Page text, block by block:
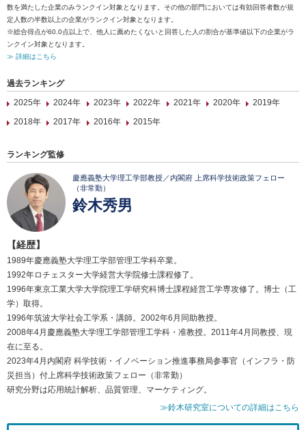
数を満たした企業のみランクイン対象となります。その他の部門においては有効回答者数が規
定人数の半数以上の企業がランクイン対象となります。
※総合得点が60.0点以上で、他人に薦めたくないと回答した人の割合が基準値以下の企業がラ
ンクイン対象となります。
≫ 詳細はこちら
過去ランキング
2025年
2024年 2023年 2022年 2021年 2020年
2019年
2018年
2017年 2016年 2015年
ランキング監修
慶應義塾大学理工学部教授／内閣府 上席科学技術政策フェロー
（非常勤）
鈴木秀男
【経歴】
1989年慶應義塾大学理工学部管理工学科卒業。
1992年ロチェスター大学経営大学院修士課程修了。
1996年東京工業大学大学院理工学研究科博士課程経営工学専攻修了。博士（工
学）取得。
1996年筑波大学社会工学系・講師。2002年6月同助教授。
2008年4月慶應義塾大学理工学部管理工学科・准教授。2011年4月同教授、現
在に至る。
2023年4月内閣府 科学技術・イノベーション推進事務局参事官（インフラ・防
災担当）付上席科学技術政策フェロー（非常勤）
研究分野は応用統計解析、品質管理、マーケティング。
≫鈴木研究室についての詳細はこちら